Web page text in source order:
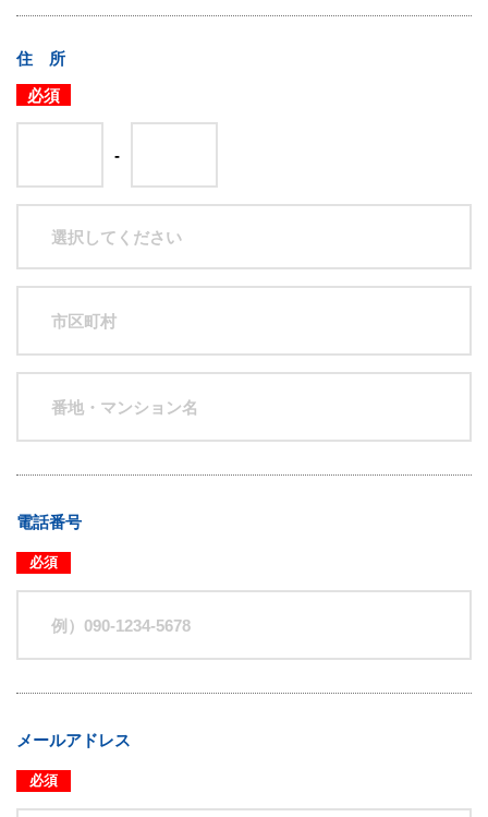
住 所
必須
-
電話番号
必須
メールアドレス
必須